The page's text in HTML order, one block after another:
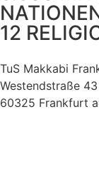
12
TuS Makkabi
Westendstraße 43
60325 Frankfurt